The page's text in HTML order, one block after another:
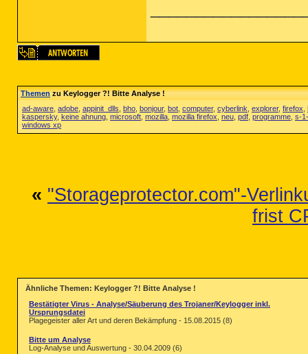
Themenzu Keylogger ?! Bitte Analyse !
ad-aware adobe appinit_dlls bho bonjour, bot computer, cyberlink explorer, firefox
kaspersky, keine ahnung microsoft mozilla mozilla firefox neu pdf programme s-
windows xp
« "Storageprotector.com"-
frist
Ähnliche Themen: Keylogger ?! Bitte Analyse !
Bestätigter Virus - Analyse/Säuberung des Trojaner/Keylogger inkl.
Ursprungsdatei
Plagegeister aller Art und deren Bekämpfung - 15.08.2015 (8)
Bitte um Analyse
Log-Analyse und Auswertung - 30.04.2009 (6)